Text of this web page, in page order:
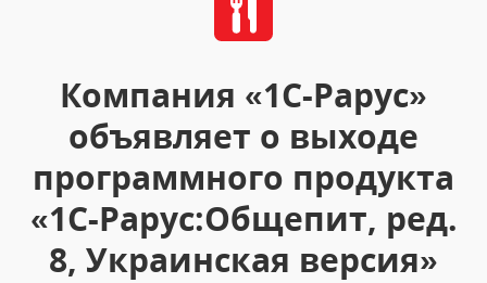
Компания «1С-Рарус»
объявляет о выходе
программного продукта
«1С-Рарус:Общепит, ред.
8, Украинская версия»